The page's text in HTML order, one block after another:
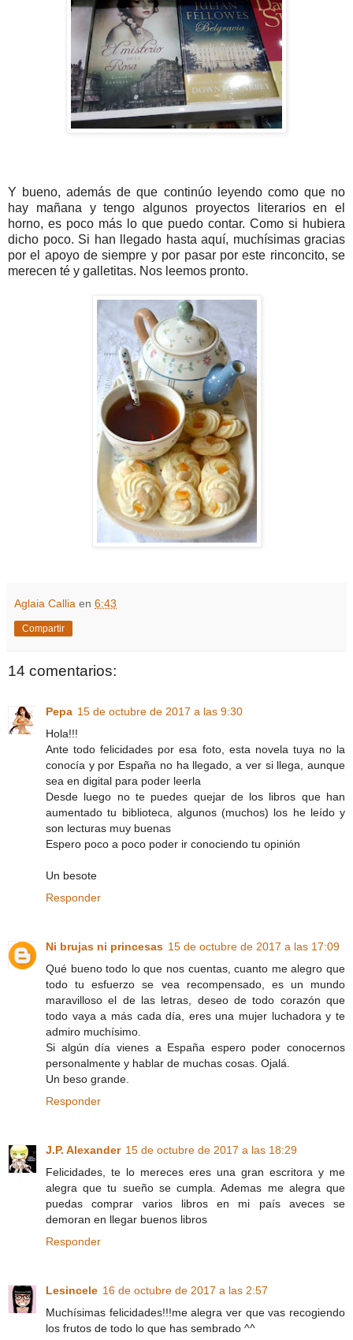
Y bueno, además de que continúo leyendo como que no
hay mañana y tengo algunos proyectos literarios en el
horno, es poco más lo que puedo contar. Como si hubiera
dicho poco. Si han llegado hasta aquí, muchísimas gracias
por el apoyo de siempre y por pasar por este rinconcito, se
merecen té y galletitas. Nos leemos pronto.
Aglaia Callia en 6:43
Compartir
14 comentarios:
Pepa 15 de octubre de 2017 a las 9:30
Hola!!!
Ante todo felicidades por esa foto, esta novela tuya no la
conocía y por España no ha llegado, a ver si llega, aunque
sea en digital para poder leerla
Desde luego no te puedes quejar de los libros que han
aumentado tu biblioteca, algunos (muchos) los he leído y
son lecturas muy buenas
Espero poco a poco poder ir conociendo tu opinión
Un besote
Responder
Ni brujas ni princesas 15 de octubre de 2017 a las 17:09
Qué bueno todo lo que nos cuentas, cuanto me alegro que
todo tu esfuerzo se vea recompensado, es un mundo
maravilloso el de las letras, deseo de todo corazón que
todo vaya a más cada día, eres una mujer luchadora y te
admiro muchísimo.
Si algún día vienes a España espero poder conocernos
personalmente y hablar de muchas cosas. Ojalá.
Un beso grande.
Responder
J.P. Alexander 15 de octubre de 2017 a las 18:29
Felicidades, te lo mereces eres una gran escritora y me
alegra que tu sueño se cumpla. Ademas me alegra que
puedas comprar varios libros en mi país aveces se
demoran en llegar buenos libros
Responder
Lesincele 16 de octubre de 2017 a las 2:57
Muchísimas felicidades!!!me alegra ver que vas recogiendo
los frutos de todo lo que has sembrado ^^